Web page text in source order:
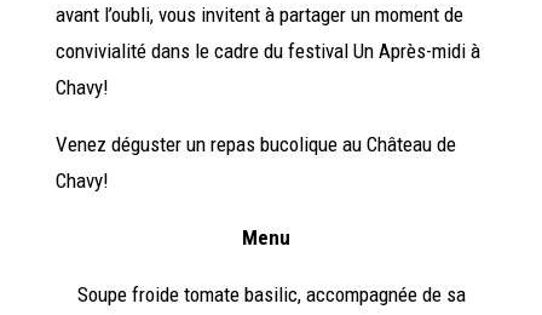
avant l’oubli, vous invitent à partager un moment de
convivialité dans le cadre du festival Un Après-midi à
Chavy!
Venez déguster un repas bucolique au Château de
Chavy!
Menu
Soupe froide tomate basilic, accompagnée de sa